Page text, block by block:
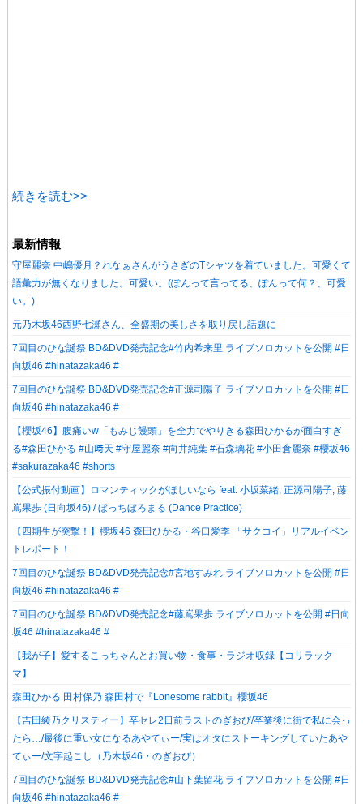
続きを読む>>
最新情報
守屋麗奈 中嶋優月？れなぁさんがうさぎのTシャツを着ていました。可愛くて
語彙力が無くなりました。可愛い。(ぽんって言ってる、ぽんって何？、可愛
い。)⁡
元乃木坂46西野七瀬さん、全盛期の美しさを取り戻し話題に
7回目のひな誕祭 BD&DVD発売記念#竹内希来里 ライブソロカットを公開 #日
向坂46 #hinatazaka46 #
7回目のひな誕祭 BD&DVD発売記念#正源司陽子 ライブソロカットを公開 #日
向坂46 #hinatazaka46 #
【櫻坂46】腹痛いw「もみじ饅頭」を全力でやりきる森田ひかるが面白すぎ
る#森田ひかる #山﨑天 #守屋麗奈 #向井純葉 #石森璃花 #小田倉麗奈 #櫻坂46
#sakurazaka46 #shorts
【公式振付動画】ロマンティックがほしいなら feat. 小坂菜緒, 正源司陽子, 藤
嶌果歩 (日向坂46) / ぼっちぼろまる (Dance Practice)
【四期生が突撃！】櫻坂46 森田ひかる・谷口愛季 「サクコイ」リアルイベン
トレポート！
7回目のひな誕祭 BD&DVD発売記念#宮地すみれ ライブソロカットを公開 #日
向坂46 #hinatazaka46 #
7回目のひな誕祭 BD&DVD発売記念#藤嶌果歩 ライブソロカットを公開 #日向
坂46 #hinatazaka46 #
【我が子】愛するこっちゃんとお買い物・食事・ラジオ収録【コリラック
マ】
森田ひかる 田村保乃 森田村で『Lonesome rabbit』櫻坂46
【吉田綾乃クリスティー】卒セレ2日前ラストのぎおび/卒業後に街で私に会っ
たら…/最後に重い女になるあやてぃー/実はオタにストーキングしていたあや
てぃー/文字起こし（乃木坂46・のぎおび）
7回目のひな誕祭 BD&DVD発売記念#山下葉留花 ライブソロカットを公開 #日
向坂46 #hinatazaka46 #